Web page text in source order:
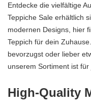
Entdecke die vielfältige
Teppiche Sale erhältlich
modernen Designs, hier
Teppich für dein
bevorzugst oder lieber
unserem Sortiment ist
High-Quality